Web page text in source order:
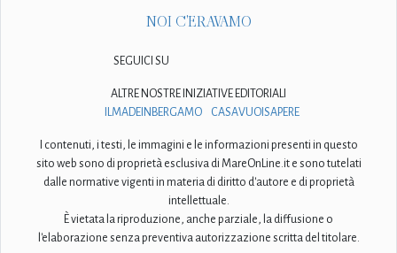
NOI C'ERAVAMO
SEGUICI SU
ALTRE NOSTRE INIZIATIVE EDITORIALI
ILMADEINBERGAMO
CASAVUOISAPERE
I contenuti, i testi, le immagini e le informazioni presenti in questo
sito web sono di proprietà esclusiva di MareOnLine.it e sono tutelati
dalle normative vigenti in materia di diritto d'autore e di proprietà
intellettuale.
È vietata la riproduzione, anche parziale, la diffusione o
l'elaborazione senza preventiva autorizzazione scritta del titolare.